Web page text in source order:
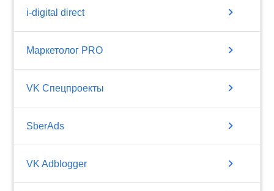
i-digital direct chevron_right
Маркетолог PRO chevron_right
VK Спецпроекты chevron_right
SberAds chevron_right
VK Adblogger chevron_right